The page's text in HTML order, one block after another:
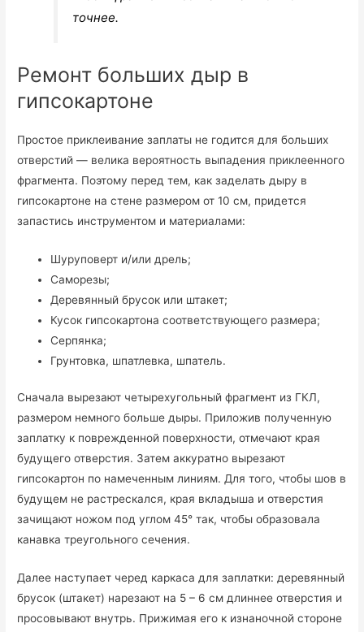
точнее.
Ремонт больших дыр в
гипсокартоне
Простое приклеивание заплаты не годится для больших
отверстий — велика вероятность выпадения приклеенного
фрагмента. Поэтому перед тем, как заделать дыру в
гипсокартоне на стене размером от 10 см, придется
запастись инструментом и материалами:
Шуруповерт и/или дрель;
Саморезы;
Деревянный брусок или штакет;
Кусок гипсокартона соответствующего размера;
Серпянка;
Грунтовка, шпатлевка, шпатель.
Сначала вырезают четырехугольный фрагмент из ГКЛ,
размером немного больше дыры. Приложив полученную
заплатку к поврежденной поверхности, отмечают края
будущего отверстия. Затем аккуратно вырезают
гипсокартон по намеченным линиям. Для того, чтобы шов в
будущем не растрескался, края вкладыша и отверстия
зачищают ножом под углом 45° так, чтобы образовала
канавка треугольного сечения.
Далее наступает черед каркаса для заплатки: деревянный
брусок (штакет) нарезают на 5 – 6 см длиннее отверстия и
просовывают внутрь. Прижимая его к изнаночной стороне